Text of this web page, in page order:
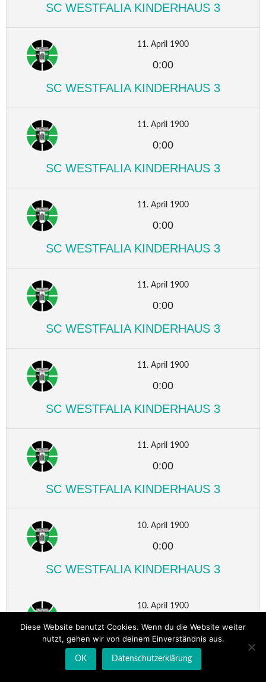
SC WESTFALIA KINDERHAUS 3
11. April 1900
0:00
SC WESTFALIA KINDERHAUS 3
11. April 1900
0:00
SC WESTFALIA KINDERHAUS 3
11. April 1900
0:00
SC WESTFALIA KINDERHAUS 3
11. April 1900
0:00
SC WESTFALIA KINDERHAUS 3
11. April 1900
0:00
SC WESTFALIA KINDERHAUS 3
11. April 1900
0:00
SC WESTFALIA KINDERHAUS 3
10. April 1900
0:00
SC WESTFALIA KINDERHAUS 3
10. April 1900
0:00
SC WESTFALIA KINDERHAUS 3
Diese Website benutzt Cookies. Wenn du die Website weiter
nutzt, gehen wir von deinem Einverständnis aus.
OK Datenschutzerklärung